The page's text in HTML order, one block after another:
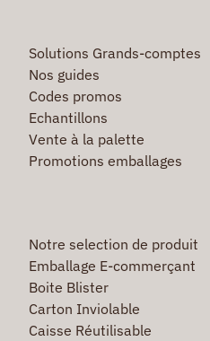
Solutions Grands-comptes
Nos guides
Codes promos
Echantillons
Vente à la palette
Promotions emballages
Notre selection de produit
Emballage E-commerçant
Boite Blister
Carton Inviolable
Caisse Réutilisable